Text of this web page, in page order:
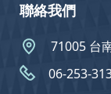
聯絡我們
71005 台
06-253-